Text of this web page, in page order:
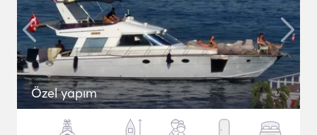
Özel yapım